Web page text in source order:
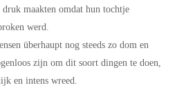
maakten omdat hun tochtje
werd.
überhaupt nog steeds zo dom en
zijn om dit soort dingen te doen,
en intens wreed.